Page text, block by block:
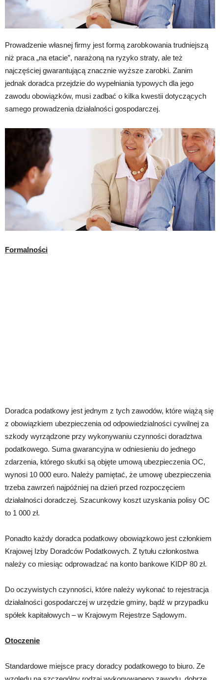
Prowadzenie własnej firmy jest formą zarobkowania trudniejszą
niż praca „na etacie”, narażoną na ryzyko straty, ale też
najczęściej gwarantującą znacznie wyższe zarobki. Zanim
jednak doradca przejdzie do wypełniania typowych dla jego
zawodu obowiązków, musi zadbać o kilka kwestii dotyczących
samego prowadzenia działalności gospodarczej.
Formalności
Doradca podatkowy jest jednym z tych zawodów, które wiążą się
z obowiązkiem ubezpieczenia od odpowiedzialności cywilnej za
szkody wyrządzone przy wykonywaniu czynności doradztwa
podatkowego. Suma gwarancyjna w odniesieniu do jednego
zdarzenia, którego skutki są objęte umową ubezpieczenia OC,
wynosi 10 000 euro. Należy pamiętać, że umowę ubezpieczenia
trzeba zawrzeń najpóźniej na dzień przed rozpoczęciem
działalności doradczej. Szacunkowy koszt uzyskania polisy OC
to 1 000 zł.
Ponadto każdy doradca podatkowy obowiązkowo jest członkiem
Krajowej Izby Doradców Podatkowych. Z tytułu członkostwa
należy co miesiąc odprowadzać na konto bankowe KIDP 80 zł.
Do oczywistych czynności, które należy wykonać to rejestracja
działalności gospodarczej w urzędzie gminy, bądź w przypadku
spółek kapitałowych – w Krajowym Rejestrze Sądowym.
Otoczenie
Standardowe miejsce pracy doradcy podatkowego to biuro. Ze